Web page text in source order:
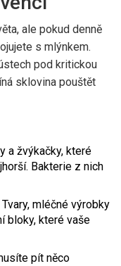
ale pokud denně
s mlýnkem.
pod kritickou
sklovina pouštět
a žvýkačky, které
Bakterie z nich
Tvary, mléčné výrobky
bloky, které vaše
pít něco